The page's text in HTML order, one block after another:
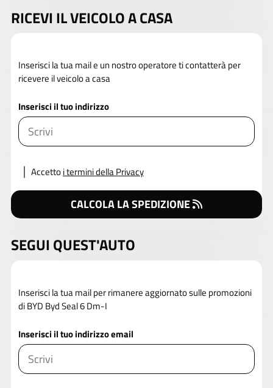
RICEVI IL VEICOLO A CASA
Inserisci la tua mail e un nostro operatore ti contatterà per
ricevere il veicolo a casa
Inserisci il tuo indirizzo
Accettoi termini della Privacy
CALCOLA LA SPEDIZIONE
SEGUI QUEST'AUTO
Inserisci la tua mail per rimanere aggiornato sulle promozioni
di BYD Byd Seal 6 Dm-I
Inserisci il tuo indirizzo email